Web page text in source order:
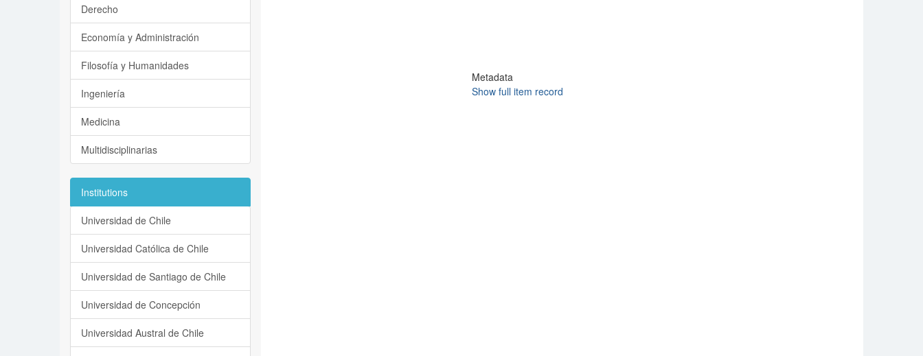
Metadata
Show full item record
Derecho
Economía y Administración
Filosofía y Humanidades
Ingeniería
Medicina
Multidisciplinarias
Institutions
Universidad de Chile
Universidad Católica de Chile
Universidad de Santiago de Chile
Universidad de Concepción
Universidad Austral de Chile